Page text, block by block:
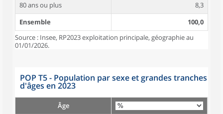
80 ans ou plus
8,3
Ensemble
100,0
Source : Insee, RP2023 exploitation principale, géographie au
01/01/2026.
POP T5 - Population par sexe et grandes tranches
d'âges en 2023
Âge